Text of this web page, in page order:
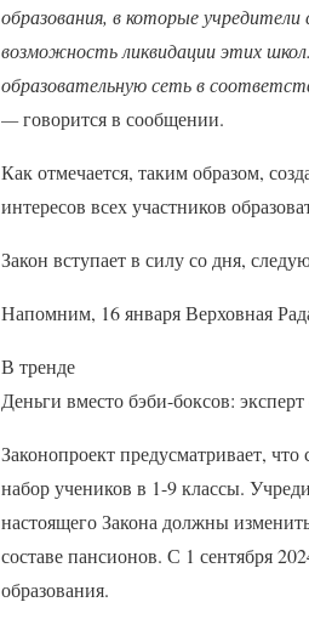
образования, в которые
возможность ликвидации этих
образовательную сеть в
—говорится в сообщении.
Как отмечается, таким образом,
интересов всех участников
Закон вступает в силу со дня,
Напомним, 16 января Верховная
В тренде
Деньги вместо бэби-боксов:
Законопроект предусматривает,
набор учеников в 1-9 классы.
настоящего Закона должны
составе пансионов. С 1 сентября
образования.